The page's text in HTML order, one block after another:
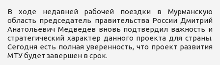
В ходе недавней рабочей поездки в Мурманскую
область председатель правительства России Дмитрий
Анатольевич Медведев вновь подтвердил важность и
стратегический характер данного проекта для страны.
Сегодня есть полная уверенность, что проект развития
МТУ будет завершен в срок.